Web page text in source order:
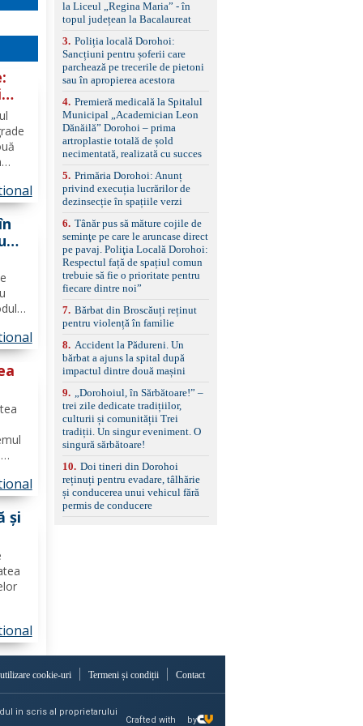
în
şi
și
din
panoramică, geamuri
spate fumurii Carlig de
remorcare Bonus: -
Covorașe textile montate
pe mașină. -Ofer și un
set de covorașe din
împreună cu un set de
anvelope de iarnă.
la Liceul „Regina Maria” - în
topul județean la Bacalaureat
3. Poliția locală Dorohoi:
Sancțiuni pentru șoferii care
parchează pe trecerile de pietoni
sau în apropierea acestora
4. Premieră medicală la Spitalul
Municipal „Academician Leon
Dănăilă” Dorohoi – prima
artroplastie totală de șold
necimentată, realizată cu succes
5. Primăria Dorohoi: Anunț
privind execuția lucrărilor de
dezinsecție în spațiile verzi
6. Tânăr pus să măture cojile de
seminţe pe care le aruncase direct
pe pavaj. Poliţia Locală Dorohoi:
Respectul față de spațiul comun
trebuie să fie o prioritate pentru
fiecare dintre noi”
7. Bărbat din Broscăuți reținut
pentru violență în familie
8. Accident la Pădureni. Un
bărbat a ajuns la spital după
impactul dintre două mașini
9.
„Dorohoiul, în Sărbătoare!” –
trei zile dedicate tradițiilor,
culturii și comunității Trei
tradiții. Un singur eveniment. O
singură sărbătoare!
10. Doi tineri din Dorohoi
reținuți pentru evadare, tâlhărie
și conducerea unui vehicul fără
permis de conducere
cookie-uri Termeni și condiții Contact
in scris al proprietarului
Crafted with by